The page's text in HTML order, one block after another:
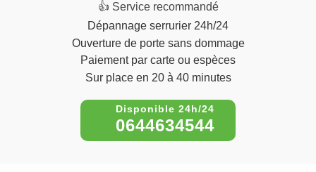
👍 Service recommandé
Dépannage serrurier 24h/24
Ouverture de porte sans dommage
Paiement par carte ou espèces
Sur place en 20 à 40 minutes
0644634544